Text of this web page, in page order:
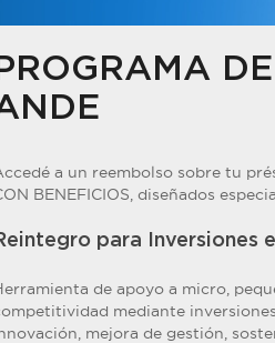
PROGRAMA
a un reembolso sobre tu
BENEFICIOS, diseñados
para Inversiones
de apoyo a micro,
mediante
mejora de gestión,